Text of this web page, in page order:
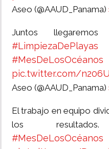
Aseo (@AAUD_Panama)
Juntos
#LimpiezaDePlayas
#MesDeLosOcéanos
pic.twitter.com/
Aseo (@AAUD_Panama)
El trabajo en equipo
los
#MesDeLosOcéanos